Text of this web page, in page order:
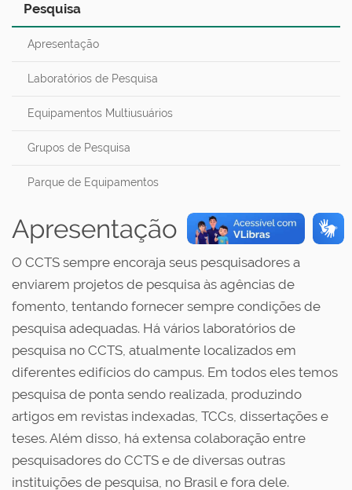
Pesquisa
Apresentação
Laboratórios de Pesquisa
Equipamentos Multiusuários
Grupos de Pesquisa
Parque de Equipamentos
Apresentação
O CCTS sempre encoraja seus pesquisadores a
enviarem projetos de pesquisa às agências de
fomento, tentando fornecer sempre condições de
pesquisa adequadas. Há vários laboratórios de
pesquisa no CCTS, atualmente localizados em
diferentes edifícios do campus. Em todos eles temos
pesquisa de ponta sendo realizada, produzindo
artigos em revistas indexadas, TCCs, dissertações e
teses. Além disso, há extensa colaboração entre
pesquisadores do CCTS e de diversas outras
instituições de pesquisa, no Brasil e fora dele.